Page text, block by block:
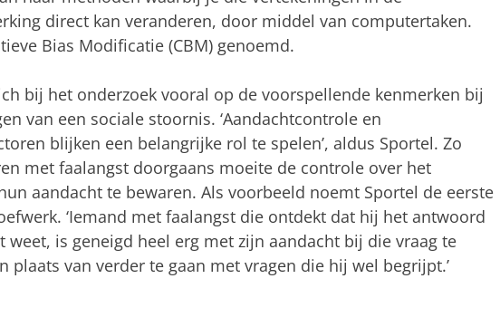
direct kan veranderen, door middel van computertaken.
Bias Modificatie (CBM) genoemd.
bij het onderzoek vooral op de voorspellende kenmerken bij
van een sociale stoornis. ‘Aandachtcontrole en
blijken een belangrijke rol te spelen’, aldus Sportel. Zo
met faalangst doorgaans moeite de controle over het
aandacht te bewaren. Als voorbeeld noemt Sportel de eerste
‘Iemand met faalangst die ontdekt dat hij het antwoord
weet, is geneigd heel erg met zijn aandacht bij die vraag te
plaats van verder te gaan met vragen die hij wel begrijpt.’